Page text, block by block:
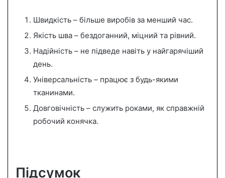
Швидкість – більше виробів за менший час.
Якість шва – бездоганний, міцний та рівний.
Надійність – не підведе навіть у найгарячіший
день.
Універсальність – працює з будь-якими
тканинами.
Довговічність – служить роками, як справжній
робочий конячка.
Підсумок